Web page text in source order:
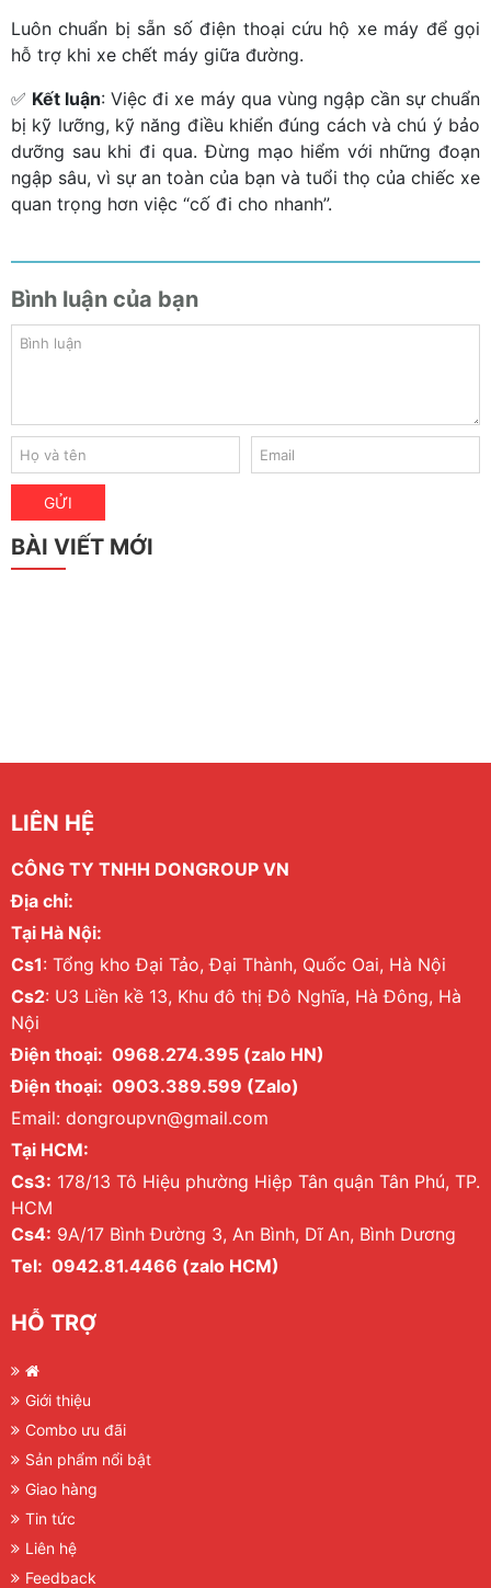
Luôn chuẩn bị sẵn số điện thoại cứu hộ xe máy để gọi
hỗ trợ khi xe chết máy giữa đường.
✅ Kết luận: Việc đi xe máy qua vùng ngập cần sự chuẩn
bị kỹ lưỡng, kỹ năng điều khiển đúng cách và chú ý bảo
dưỡng sau khi đi qua. Đừng mạo hiểm với những đoạn
ngập sâu, vì sự an toàn của bạn và tuổi thọ của chiếc xe
quan trọng hơn việc “cố đi cho nhanh”.
Bình luận của bạn
BÀI VIẾT MỚI
LIÊN HỆ
CÔNG TY TNHH DONGROUP VN
Địa chỉ:
Tại Hà Nội:
Cs1: Tổng kho Đại Tảo, Đại Thành, Quốc Oai, Hà Nội
Cs2: U3 Liền kề 13, Khu đô thị Đô Nghĩa, Hà Đông, Hà
Nội
Điện thoại: 0968.274.395 (zalo HN)
Điện thoại: 0903.389.599 (Zalo)
Email: dongroupvn@gmail.com
Tại HCM:
Cs3: 178/13 Tô Hiệu phường Hiệp Tân quận Tân Phú, TP.
HCM
Cs4: 9A/17 Bình Đường 3, An Bình, Dĩ An, Bình Dương
Tel: 0942.81.4466 (zalo HCM)
HỖ TRỢ
Giới thiệu
Combo ưu đãi
Sản phẩm nổi bật
Giao hàng
Tin tức
Liên hệ
Feedback